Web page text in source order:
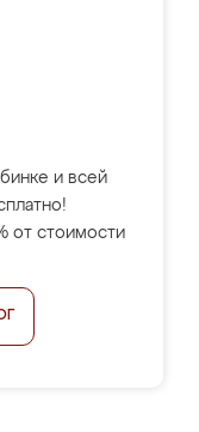
и всей
от стоимости